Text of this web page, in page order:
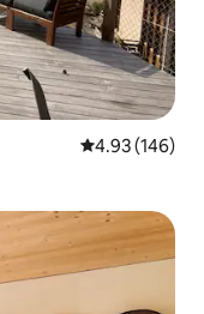
Calificación
4.93 (146)